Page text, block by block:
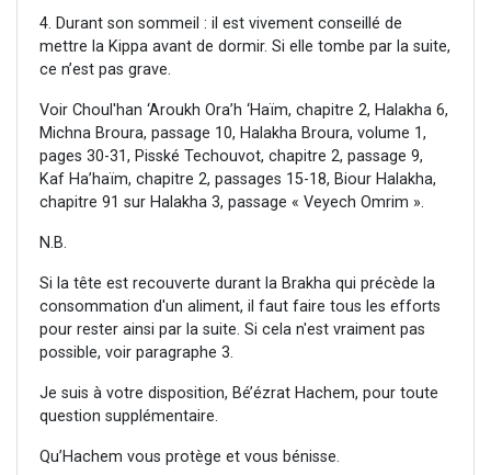
4. Durant son sommeil : il est vivement conseillé de
mettre la Kippa avant de dormir. Si elle tombe par la suite,
ce n’est pas grave.
Voir Choul'han ‘Aroukh Ora’h ‘Haïm, chapitre 2, Halakha 6,
Michna Broura, passage 10, Halakha Broura, volume 1,
pages 30-31, Pisské Techouvot, chapitre 2, passage 9,
Kaf Ha’haïm, chapitre 2, passages 15-18, Biour Halakha,
chapitre 91 sur Halakha 3, passage « Veyech Omrim ».
N.B.
Si la tête est recouverte durant la Brakha qui précède la
consommation d'un aliment, il faut faire tous les efforts
pour rester ainsi par la suite. Si cela n'est vraiment pas
possible, voir paragraphe 3.
Je suis à votre disposition, Bé’ézrat Hachem, pour toute
question supplémentaire.
Qu’Hachem vous protège et vous bénisse.